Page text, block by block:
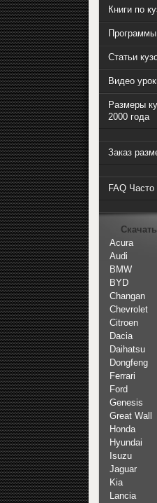
Книги по
Статьи
Видео
Размеры
2000 года
Заказ
FAQ
Acura
Audi
BMW
BYD
Changan
Chevrolet
Citroen
Dacia
Daihatsu
Dongfeng
Ferrari
Ford
Genesis
Great Wall
Honda
Hyundai
Isuzu
Jaguar
Kia
Lancia